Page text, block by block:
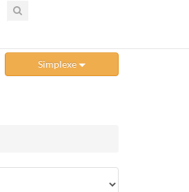
Simplexe